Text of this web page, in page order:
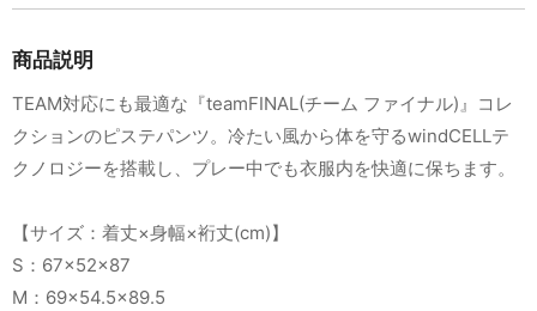
商品説明
TEAM対応にも最適な『teamFINAL(チーム ファイナル)』コレ
クションのピステパンツ。冷たい風から体を守るwindCELLテ
クノロジーを搭載し、プレー中でも衣服内を快適に保ちます。
【サイズ：着丈×身幅×裄丈(cm)】
S：67×52×87
M：69×54.5×89.5